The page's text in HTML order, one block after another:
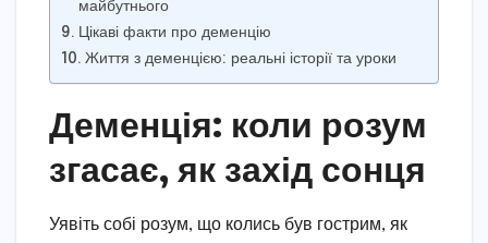
майбутнього
Цікаві факти про деменцію
Життя з деменцією: реальні історії та уроки
Деменція: коли розум
згасає, як захід сонця
Уявіть собі розум, що колись був гострим, як